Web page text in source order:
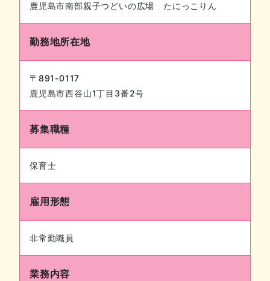
鹿児島市南部親子つどいの広場 たにっこりん
勤務地所在地
〒891-0117
鹿児島市西谷山1丁目3番2号
募集職種
保育士
雇用形態
非常勤職員
業務内容